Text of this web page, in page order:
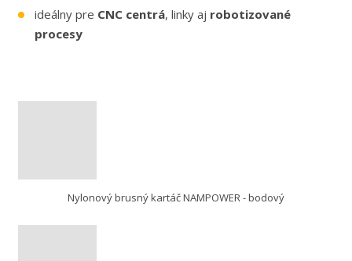
ideálny pre CNC centrá, linky aj robotizované
procesy
Nylonový brusný kartáč NAMPOWER - bodový